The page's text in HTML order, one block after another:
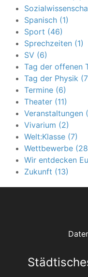
Spanisch (1)
Sport (46)
Sprechzeiten (1)
SV (6)
Tag der offenen
Tag der Physik
Termine (6)
Theater (11)
Veranstaltungen
Vivarium (2)
Welt:Klasse (7)
Wettbewerbe
Wir entdecken
Zukunft (13)